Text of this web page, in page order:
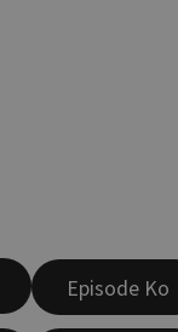
Episode Ko